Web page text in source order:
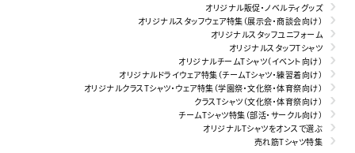
オリジナル販促・ノベルティグッズ
オリジナルスタッフウェア特集（展示会・商談会向け）
オリジナルスタッフユニフォーム
オリジナルスタッフTシャツ
オリジナルチームTシャツ（イベント向け）
オリジナルドライウェア特集（チームTシャツ・練習着向け）
オリジナルクラスTシャツ・ウェア特集（学園祭・文化祭・体育祭向け）
クラスTシャツ（文化祭・体育祭向け）
チームTシャツ特集（部活・サークル向け）
オリジナルTシャツをオンスで選ぶ
売れ筋Tシャツ特集